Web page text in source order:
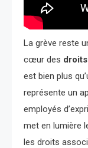
La grève reste
cœur des droits
est bien plus
représente un
employés
met en lumière
les droits